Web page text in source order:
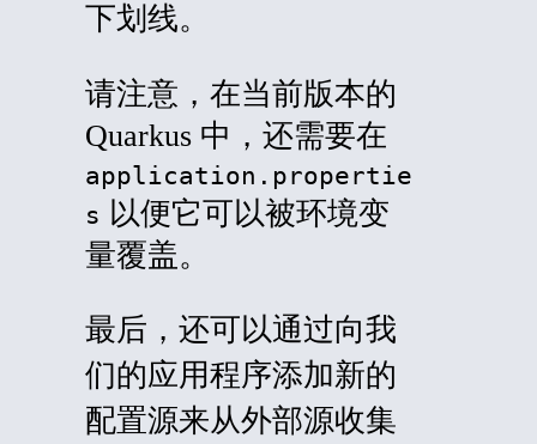
下划线。
请注意，在当前版本的
Quarkus 中，还需要在
application.propertie
s 以便它可以被环境变
量覆盖。
最后，还可以通过向我
们的应用程序添加新的
配置源来从外部源收集